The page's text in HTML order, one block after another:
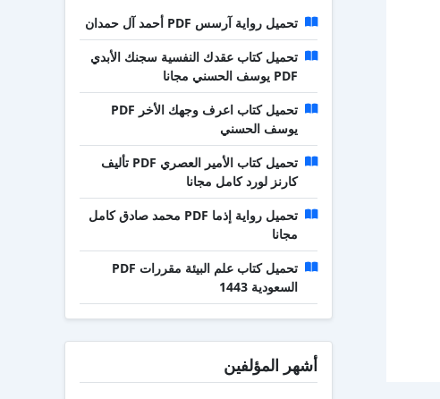
تحميل رواية آرسس PDF أحمد آل حمدان
تحميل كتاب عقدك النفسية سجنك الأبدي
PDF يوسف الحسني مجانا
تحميل كتاب اعرف وجهك الأخر PDF
يوسف الحسني
تحميل كتاب الأمير العصري PDF تأليف
كارنز لورد كامل مجانا
تحميل رواية إذما PDF محمد صادق كامل
مجانا
تحميل كتاب علم البيئة مقررات PDF
السعودية 1443
أشهر المؤلفين